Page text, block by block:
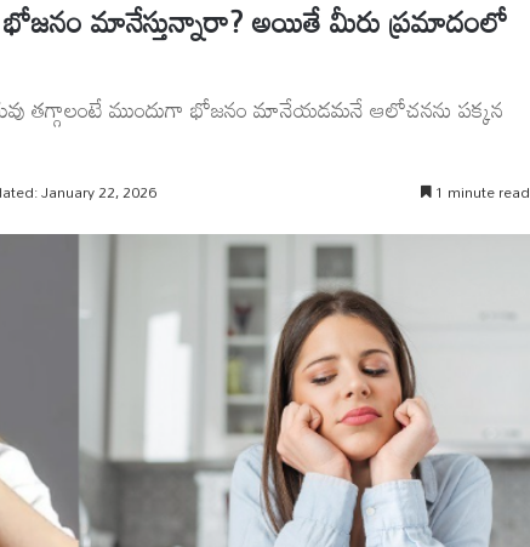
భోజనం మానేస్తున్నారా? అయితే మీరు ప్రమాదంలో
తగ్గాలంటే ముందుగా భోజనం మానేయడమనే ఆలోచనను పక్కన
January 22, 2026 1 minute read